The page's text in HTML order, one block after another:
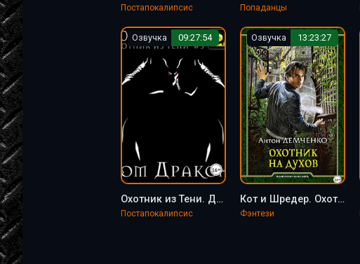
Постапокалипсис Попаданцы
Озвучка 09:27:54
Охотник из Тени. Дом Дракона - Антон Демченко (5)
Постапокалипсис
Озвучка 13:23:27
Кот и Шредер. Охотник на духов - Антон Демченко (книга 1)
Фэнтези